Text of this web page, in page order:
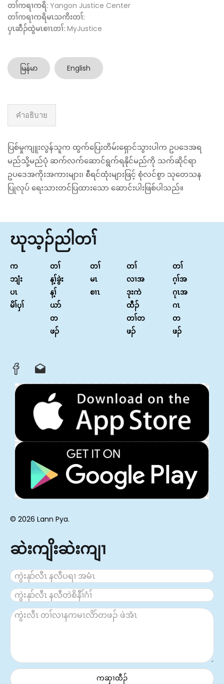
တၢ်ကရၢကရိ: Yangon Justice Center
တၢ်ကရၢကရိမၤသကိးတၢ်:
ပှၤဆီၣ်ထွဲမၤစၢၤတၢ်: MyJustice
မြန်မာ English
คำอธิบาย
ပြစ်မှုကျူးလွန်သူက ထွက်ပြေးတိမ်းရှောင်သွားပါက ဥပဒေအရ
မည်သို့မည်ပုံ ဆက်လက်ဆောင်ရွက်ရနိုင်မည်ကို သက်ဆိုင်ရာ
ဥပဒေအကိုးအကားများ၊ စီရင်ထုံးများဖြင့် စုံလင်စွာ သုတေသန
ပြုလုပ် ရေးသားတင်ပြထားသော ဆောင်းပါးဖြစ်ပါသည်။
ဃုသ့ၣ်ညါတၢ်
က
ဘျံး
ပၤ
မိၢ်ၦၢ်
တၢ်
န့ၢ်ခွဲး
န့ၢ်
ယာ်
တ
ဖၣ်
တၢ်
မၤ
စၢၤ
တၢ်
လၢအ
ဒုးကဲ
ထီၣ်
တၢ်တ
ဖၣ်
တၢ်
ဂ့ၢ်အ
ဂုၤအ
ဂၤ
တ
ဖၣ်
© 2026 Lann Pya.
ဆဲးကျိးဆဲးကျၢ